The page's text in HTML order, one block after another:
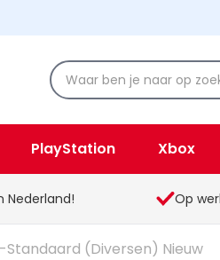
PlayStation Xbox
Nederland! Op
Standaard (Diversen) Nieuw